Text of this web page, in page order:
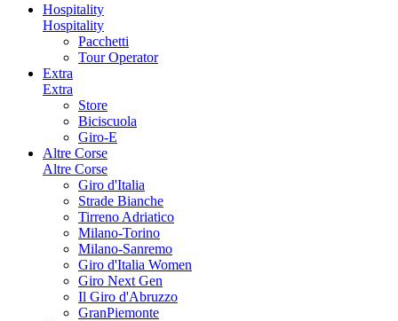
Hospitality
Hospitality
Pacchetti
Tour Operator
Extra
Extra
Store
Biciscuola
Giro-E
Altre Corse
Altre Corse
Giro d'Italia
Strade Bianche
Tirreno Adriatico
Milano-Torino
Milano-Sanremo
Giro d'Italia Women
Giro Next Gen
Il Giro d'Abruzzo
GranPiemonte